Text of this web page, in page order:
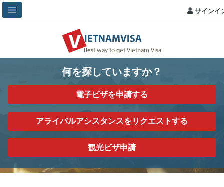
サインイ
何を探していますか？
電子ビザを申請する
アライバルアシスタンスをリクエストする
観光ビザ申請